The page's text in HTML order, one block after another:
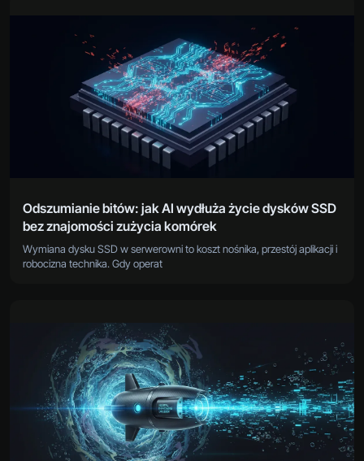
Odszumianie bitów: jak AI wydłuża życie dysków SSD
bez znajomości zużycia komórek
Wymiana dysku SSD w serwerowni to koszt nośnika, przestój aplikacji i
robocizna technika. Gdy operat